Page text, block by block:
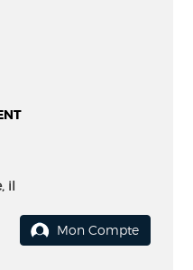
il
Mon Compte